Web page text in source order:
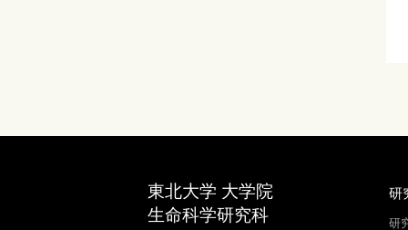
東北大学 大学院
生命科学研究科
研
研